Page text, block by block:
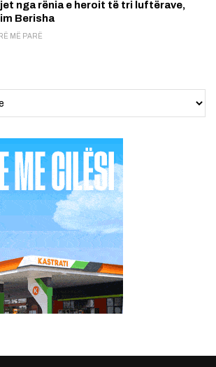
nga rënia e heroit të tri luftërave,
Berisha
MË PARË